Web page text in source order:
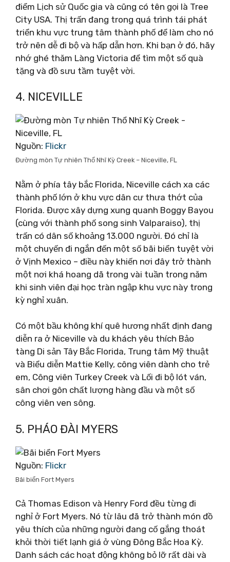
điểm Lịch sử Quốc gia và cũng có tên gọi là Tree
City USA. Thị trấn đang trong quá trình tái phát
triển khu vực trung tâm thành phố để làm cho nó
trở nên dễ đi bộ và hấp dẫn hơn. Khi bạn ở đó, hãy
nhớ ghé thăm Làng Victoria để tìm một số quà
tặng và đồ sưu tầm tuyệt vời.
4. NICEVILLE
Nguồn: Flickr
Đường mòn Tự nhiên Thổ Nhĩ Kỳ Creek – Niceville, FL
Nằm ở phía tây bắc Florida, Niceville cách xa các
thành phố lớn ở khu vực dân cư thưa thớt của
Florida. Được xây dựng xung quanh Boggy Bayou
(cùng với thành phố song sinh Valparaiso), thị
trấn có dân số khoảng 13.000 người. Đó chỉ là
một chuyến đi ngắn đến một số bãi biển tuyệt vời
ở Vịnh Mexico – điều này khiến nơi đây trở thành
một nơi khá hoang dã trong vài tuần trong năm
khi sinh viên đại học tràn ngập khu vực này trong
kỳ nghỉ xuân.
Có một bầu không khí quê hương nhất định đang
diễn ra ở Niceville và du khách yêu thích Bảo
tàng Di sản Tây Bắc Florida, Trung tâm Mỹ thuật
và Biểu diễn Mattie Kelly, công viên dành cho trẻ
em, Công viên Turkey Creek và Lối đi bộ lót ván,
sân chơi gôn chất lượng hàng đầu và một số
công viên ven sông.
5. PHÁO ĐÀI MYERS
Nguồn: Flickr
Bãi biển Fort Myers
Cả Thomas Edison và Henry Ford đều từng đi
nghỉ ở Fort Myers. Nó từ lâu đã trở thành món đồ
yêu thích của những người đang cố gắng thoát
khỏi thời tiết lạnh giá ở vùng Đông Bắc Hoa Kỳ.
Danh sách các hoạt động không bỏ lỡ rất dài và